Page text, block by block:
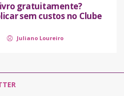
gratuitamente?
sem custos no Clube
Juliano Loureiro